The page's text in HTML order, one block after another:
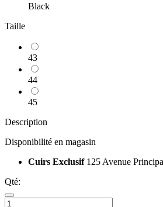
Black
Taille
43
44
45
Description
Disponibilité en magasin
Cuirs Exclusif 125 Avenue
Qté: